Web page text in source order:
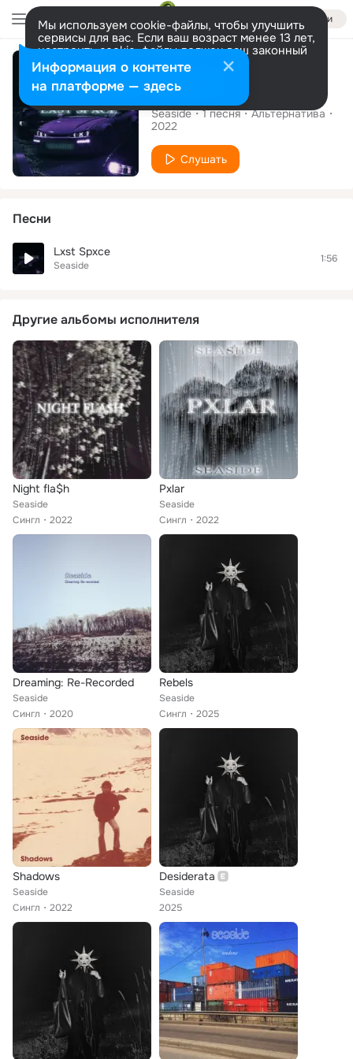
Войти
Мы используем cookie-файлы, чтобы улучшить
сервисы для вас. Если ваш возраст менее 13 лет,
настроить cookie-файлы должен ваш законный
представитель. Больше информации
Разрешить все Настроить
Сингл
Lxst Spxce
Seaside 1песня
Альтернатива
2022
Слушать
Песни
Lxst Spxce
Seaside
1:56
Другие альбомы исполнителя
Night fla$h
Seaside
Сингл
2022
Pxlar
Seaside
Сингл
2022
Dreaming: Re-Recorded
Seaside
Сингл
2020
Rebels
Seaside
Сингл
2025
Shadows
Seaside
Сингл
2022
Desiderata
Seaside
2025
Информация о контенте
на платформе — здесь